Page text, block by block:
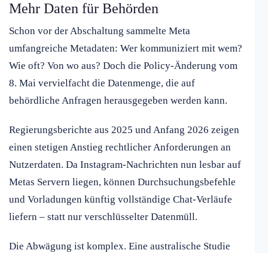
Mehr Daten für Behörden
Schon vor der Abschaltung sammelte Meta
umfangreiche Metadaten: Wer kommuniziert mit wem?
Wie oft? Von wo aus? Doch die Policy-Änderung vom
8. Mai vervielfacht die Datenmenge, die auf
behördliche Anfragen herausgegeben werden kann.
Regierungsberichte aus 2025 und Anfang 2026 zeigen
einen stetigen Anstieg rechtlicher Anforderungen an
Nutzerdaten. Da Instagram-Nachrichten nun lesbar auf
Metas Servern liegen, können Durchsuchungsbefehle
und Vorladungen künftig vollständige Chat-Verläufe
liefern – statt nur verschlüsselter Datenmüll.
Die Abwägung ist komplex. Eine australische Studie